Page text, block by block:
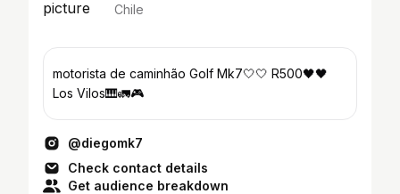
Chile
motorista de caminhão Golf Mk7🤍🤍 R500🖤🖤
Los Vilos🎹🚛🎮
@diegomk7
Check contact details
Get audience breakdown